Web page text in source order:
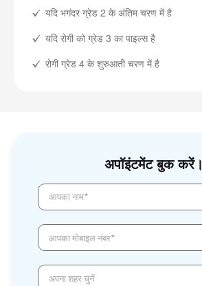
यदि भगंदर ग्रेड 2 के अंतिम चरण में है
यदि रोगी को ग्रेड 3 का पाइल्स है
रोगी ग्रेड 4 के शुरुआती चरण में है
अपॉइंटमेंट बुक करें।
आपका नाम*
आपका मोबाइल नंबर*
अपना शहर चुनें